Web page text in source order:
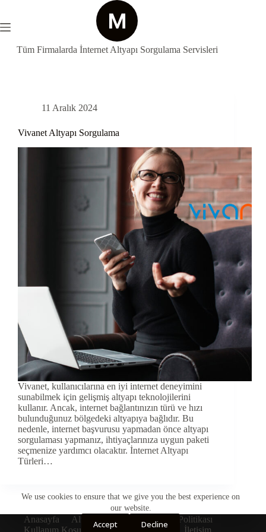
content
We use cookies to ensure that we give you the best experience on
our website.
Accept Decline
Tüm Firmalarda İnternet Altyapı Sorgulama Servisleri
11 Aralık 2024
Vivanet Altyapı Sorgulama
Vivanet, kullanıcılarına en iyi internet deneyimini
sunabilmek için gelişmiş altyapı teknolojilerini
kullanır. Ancak, internet bağlantınızın türü ve hızı
bulunduğunuz bölgedeki altyapıya bağlıdır. Bu
nedenle, internet başvurusu yapmadan önce altyapı
sorgulaması yapmanız, ihtiyaçlarınıza uygun paketi
seçmenize yardımcı olacaktır. İnternet Altyapı
Türleri…
Anasayfa Altyapı Sorgulama
Çerez Politikası
Kullanım Koşulları
Gizlilik Politikası İletişim